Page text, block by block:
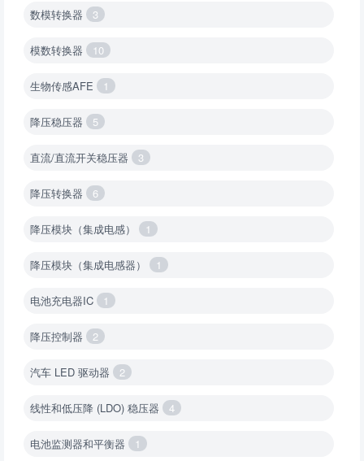
数模转换器 3
模数转换器 10
生物传感AFE 1
降压稳压器 5
直流/直流开关稳压器 3
降压转换器 6
降压模块（集成电感） 1
降压模块（集成电感器） 1
电池充电器IC 1
降压控制器 2
汽车 LED 驱动器 2
线性和低压降 (LDO) 稳压器 4
电池监测器和平衡器 1